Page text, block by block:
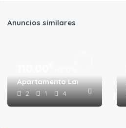
Anuncios similares
Apartamento Laranxo
2 1 4